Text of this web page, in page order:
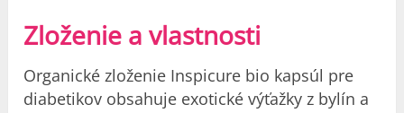
Zloženie a vlastnosti
Organické zloženie Inspicure bio kapsúl pre
diabetikov obsahuje exotické výťažky z bylín a